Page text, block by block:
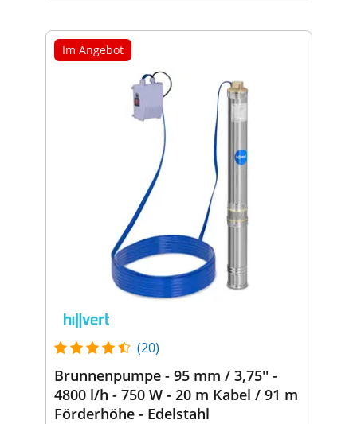
Im Angebot
(20)
Brunnenpumpe - 95 mm / 3,75'' -
4800 l/h - 750 W - 20 m Kabel / 91 m
Förderhöhe - Edelstahl